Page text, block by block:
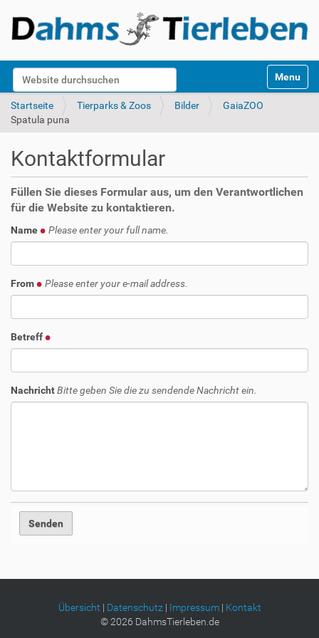
Website durchsuchen
k
Toggle
Startseite Tierparks & Zoos Bilder
GaiaZOO
Spatula puna
Kontaktformular
Füllen Sie dieses Formular aus, um den Verantwortlichen
für die Website zu kontaktieren.
Name Please enter your full name.
From Please enter your e-mail address.
Betreff
NachrichtBitte geben Sie die zu sendende Nachricht ein.
Übersicht | Datenschutz| Impressum| Kontakt
©2026 DahmsTierleben.de